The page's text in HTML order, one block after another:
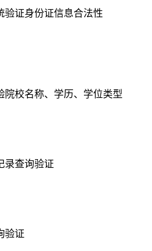
验证身份证信息合法性
院校名称、学历、学位类型
录查询验证
验证